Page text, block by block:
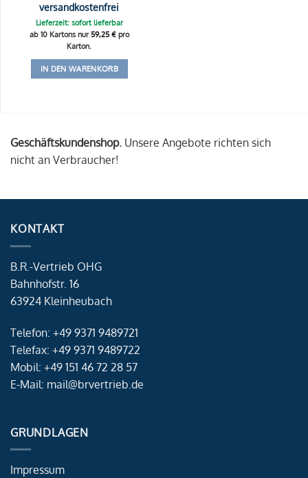
versandkostenfrei
Lieferzeit: sofort lieferbar
ab 10 Kartons nur59,25 €pro
Karton.
IN DEN WARENKORB
Geschäftskundenshop. Unsere Angebote richten sich
nicht an Verbraucher!
KONTAKT
B.R.-Vertrieb OHG
Bahnhofstr. 16
63924 Kleinheubach
Telefon: +49 9371 9489721
Telefax: +49 9371 9489722
Mobil: +49 151 46 72 28 57
E-Mail: mail@brvertrieb.de
GRUNDLAGEN
Impressum